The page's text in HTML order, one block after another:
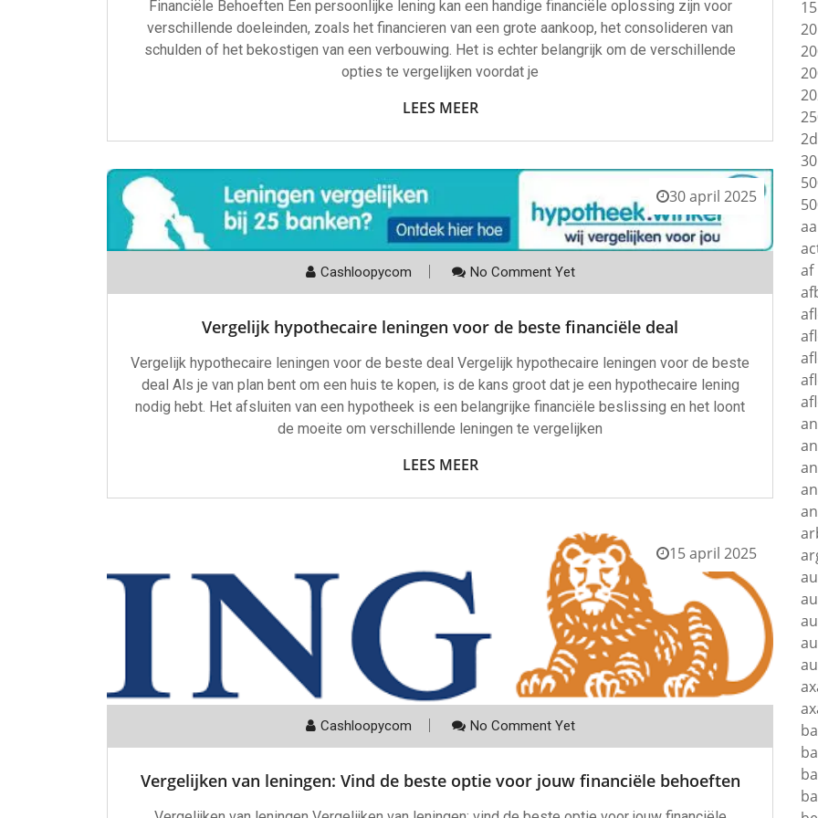
Financiële Behoeften Een persoonlijke lening kan een handige financiële oplossing zijn voor
verschillende doeleinden, zoals het financieren van een grote aankoop, het consolideren van
schulden of het bekostigen van een verbouwing. Het is echter belangrijk om de verschillende
opties te vergelijken voordat je
LEES MEER
30 april 2025
Cashloopycom No Comment Yet
Vergelijk hypothecaire leningen voor de beste financiële deal
Vergelijk hypothecaire leningen voor de beste deal Vergelijk hypothecaire leningen voor de beste
deal Als je van plan bent om een huis te kopen, is de kans groot dat je een hypothecaire lening
nodig hebt. Het afsluiten van een hypotheek is een belangrijke financiële beslissing en het loont
de moeite om verschillende leningen te vergelijken
LEES MEER
15 april 2025
Cashloopycom No Comment Yet
Vergelijken van leningen: Vind de beste optie voor jouw financiële behoeften
af